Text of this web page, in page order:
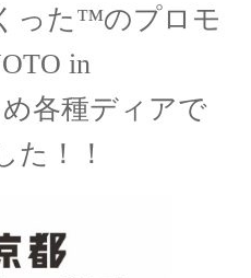
った™のプロモ
in
各種ディアで
た！！